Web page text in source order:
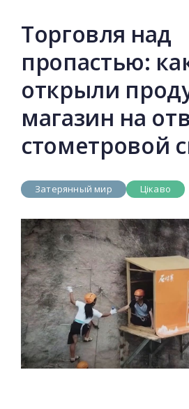
Торговля над
пропастью:
открыли
магазин на
стометровой
Затерянный мир Цікаво